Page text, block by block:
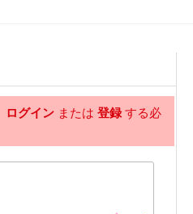
第6.15話
1年前
ログイン または 登録する必